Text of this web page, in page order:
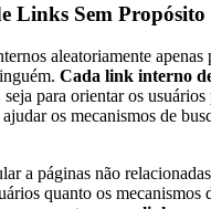
Links Sem Propósito
aleatoriamente apenas
Cada link interno
seja para orientar os
os mecanismos de
a páginas não
quanto os mecanismos